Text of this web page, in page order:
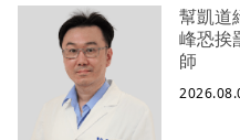
幫凱道
峰恐挨
師